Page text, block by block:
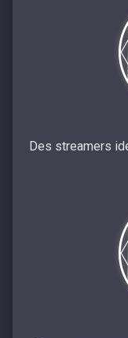
Des streamers